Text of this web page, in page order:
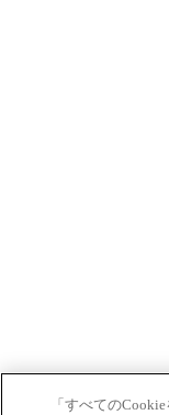
「すべての